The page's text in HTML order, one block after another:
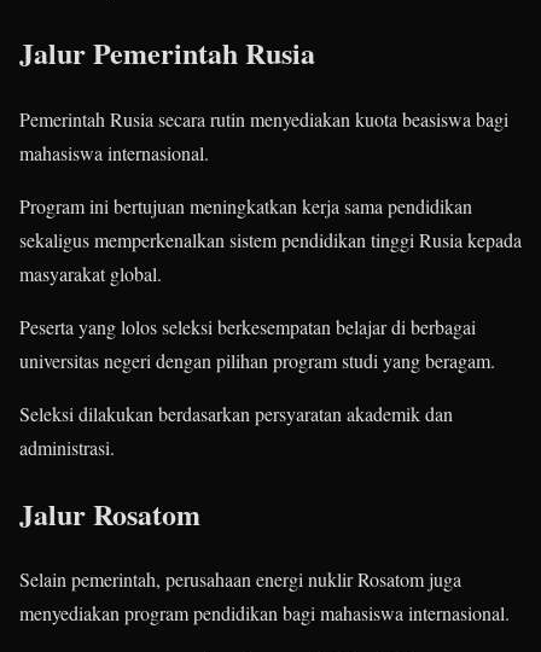
Jalur Pemerintah Rusia
Pemerintah Rusia secara rutin menyediakan kuota beasiswa bagi
mahasiswa internasional.
Program ini bertujuan meningkatkan kerja sama pendidikan
sekaligus memperkenalkan sistem pendidikan tinggi Rusia kepada
masyarakat global.
Peserta yang lolos seleksi berkesempatan belajar di berbagai
universitas negeri dengan pilihan program studi yang beragam.
Seleksi dilakukan berdasarkan persyaratan akademik dan
administrasi.
Jalur Rosatom
Selain pemerintah, perusahaan energi nuklir Rosatom juga
menyediakan program pendidikan bagi mahasiswa internasional.